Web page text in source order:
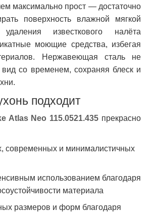
максимально прост — достаточно
поверхность влажной мягкой
известкового налёта
моющие средства, избегая
Нержавеющая сталь не
со временем, сохраняя блеск и
подходит
Atlas Neo 115.0521.435 прекрасно
современных и минималистичных
использованием благодаря
материала
размеров и форм благодаря